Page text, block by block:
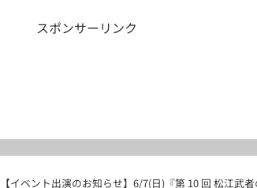
スポンサーリンク
【イベント出演のお知らせ】6/7(日)『第 10 回 松江武